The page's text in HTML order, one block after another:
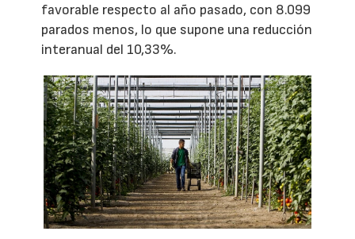
favorable respecto al año pasado, con 8.099
parados menos, lo que supone una reducción
interanual del 10,33%.